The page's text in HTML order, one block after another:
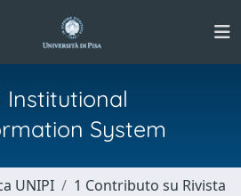
Institutional
System
UNIPI
1 Contributo su Rivista